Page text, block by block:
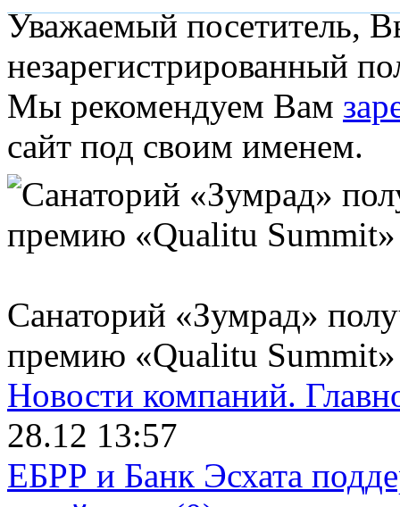
Уважаемый посетитель,
незарегистрированный
Мы рекомендуем Вам
сайт под своим именем.
Санаторий «Зумрад»
премию «Qualitu Summit»
Новости компаний.
28.12 13:57
ЕБРР и Банк Эсхата